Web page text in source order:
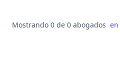
Mostrando 0 de 0 abogados en